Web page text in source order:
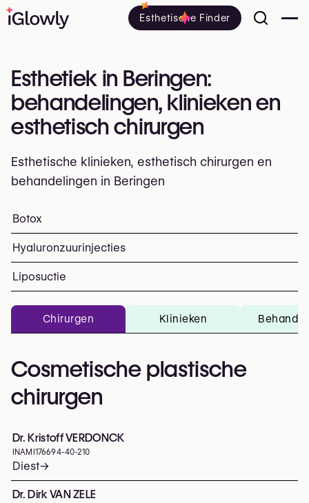
Esthetische Finder
Esthetiek in Beringen:
behandelingen, klinieken en
esthetisch chirurgen
Esthetische klinieken, esthetisch chirurgen en
behandelingen in Beringen
Alles over esthetiek in Beringen: klinieken, esthetisch
Top ingrepen en
Botox
Hyaluronzuurinjecties
Liposuctie
Chirurgen Klinieken
Cosmetische plastische
chirurgen
Dr. Kristoff VERDONCK
INAMI 176694-40-210
Diest→
Dr. Dirk VAN ZELE